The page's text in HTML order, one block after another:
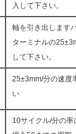
入して下さい。
軸を引き出します
ターミナルの
して下さい。
25±3mm/分の速度
い
10サイクル/分の